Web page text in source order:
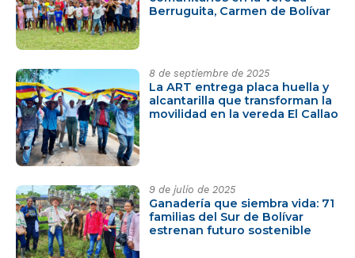
Berruguita, Carmen de Bolívar
8 de septiembre de 2025
La ART entrega placa huella y
alcantarilla que transforman la
movilidad en la vereda El Callao
9 de julio de 2025
Ganadería que siembra vida: 71
familias del Sur de Bolívar
estrenan futuro sostenible